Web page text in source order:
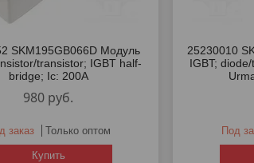
SKM195GB066D Модуль
transistor; IGBT half-
bridge; Ic: 200A
980 руб.
заказ Только оптом
Купить
25230010
IGBT;
Под